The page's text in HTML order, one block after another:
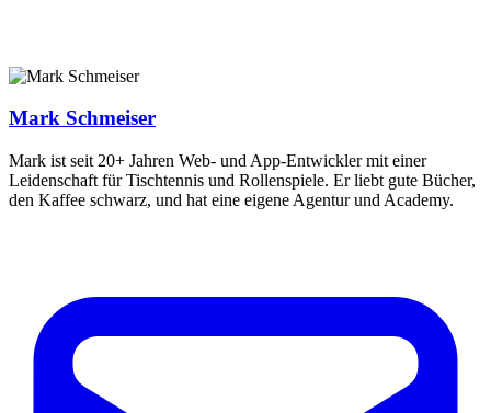
Mark Schmeiser
Mark ist seit 20+ Jahren Web- und App-Entwickler mit einer
Leidenschaft für Tischtennis und Rollenspiele. Er liebt gute Bücher,
den Kaffee schwarz, und hat eine eigene Agentur und Academy.